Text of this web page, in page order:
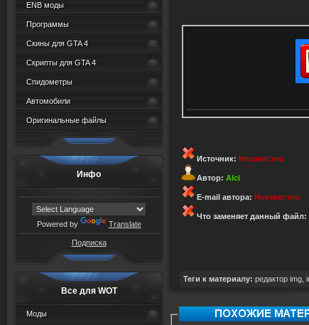
ENB моды
Программы
Скины для GTA 4
Скрипты для GTA 4
Спидометры
Автомобили
Оригинальные файлы
Инфо
Powered by Translate
Подписка
Все для WOT
Моды
Источник: Неизвестно
Автор: Alci
E-mail автора: Неизвестно
Что заменяет данный файл:
Теги к материалу: редактор img